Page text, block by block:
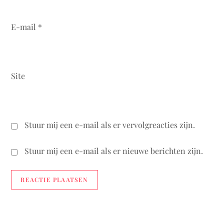
e
E-mail *
Site
Stuur mij een e-mail als er vervolgreacties zijn.
Stuur mij een e-mail als er nieuwe berichten zijn.